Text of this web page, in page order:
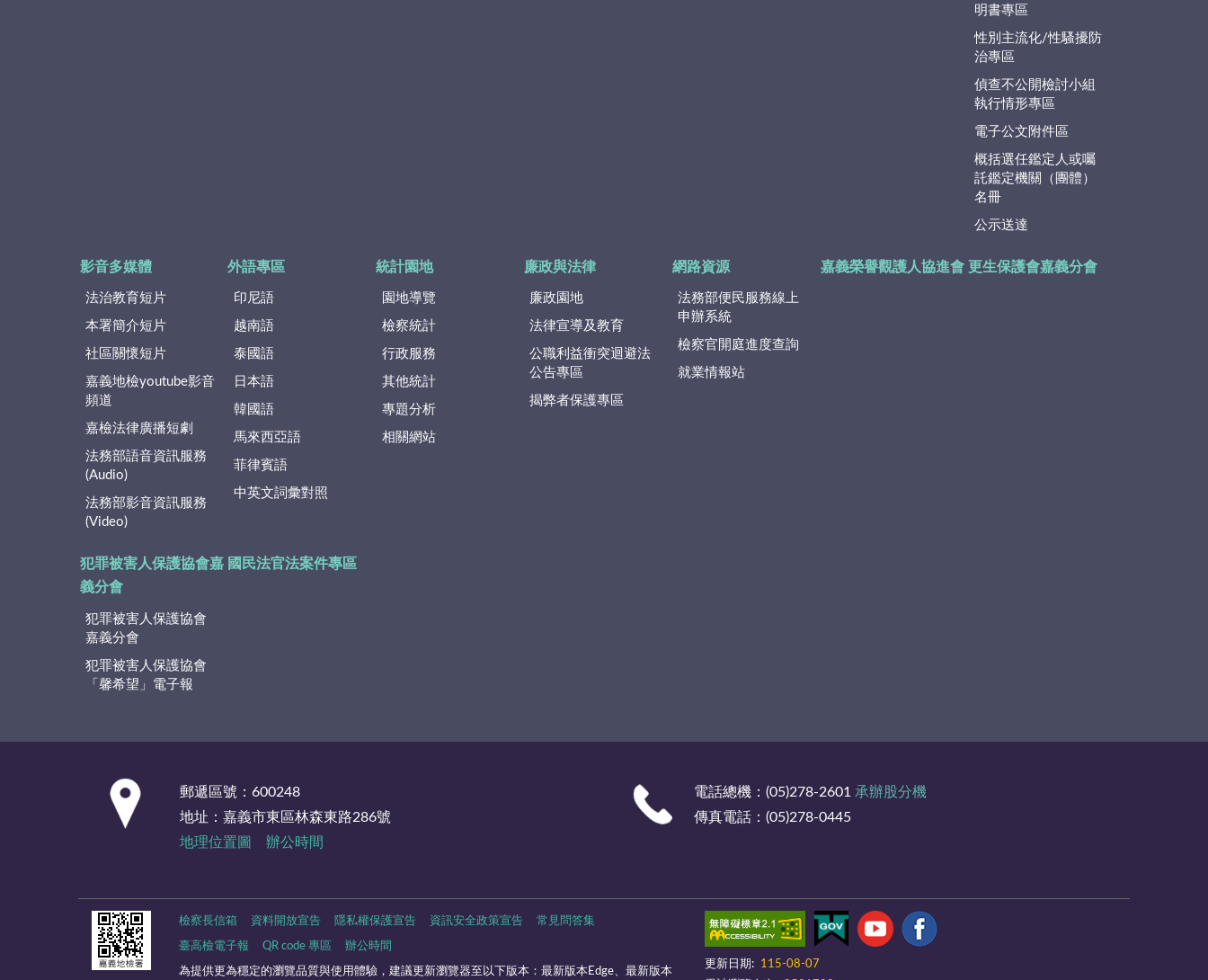
明書專區
性別主流化/性騷擾防
治專區
偵查不公開檢討小組
執行情形專區
電子公文附件區
概括選任鑑定人或囑
託鑑定機關（團體）
名冊
公示送達
影音多媒體
法治教育短片
本署簡介短片
社區關懷短片
嘉義地檢youtube影音
頻道
嘉檢法律廣播短劇
法務部語音資訊服務
(Audio)
法務部影音資訊服務
(Video)
外語專區
印尼語
越南語
泰國語
日本語
韓國語
馬來西亞語
菲律賓語
中英文詞彙對照
統計園地
園地導覽
檢察統計
行政服務
其他統計
專題分析
相關網站
廉政與法律
廉政園地
法律宣導及教育
公職利益衝突迴避法
公告專區
揭弊者保護專區
網路資源
法務部便民服務線上
申辦系統
檢察官開庭進度查詢
就業情報站
嘉義榮譽觀護人協進會 更生保護會嘉義分會
犯罪被害人保護協會嘉
義分會
犯罪被害人保護協會
嘉義分會
犯罪被害人保護協會
「馨希望」電子報
國民法官法案件專區
郵遞區號：600248
地址：嘉義市東區林森東路286號
地理位置圖
辦公時間
電話總機：(05)278-2601 承辦股分機
傳真電話：(05)278-0445
檢察長信箱 資料開放宣告 隱私權保護宣告 資訊安全政策宣告 常見問答集
臺高檢電子報 QR code 專區 辦公時間
為提供更為穩定的瀏覽品質與使用體驗，建議更新瀏覽器至以下版本：最新版本Edge、最新版本
更新日期:
115-08-07